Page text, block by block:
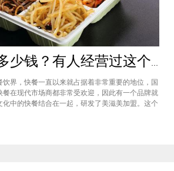
美滋美加盟多少钱？有人经营过这个快餐品牌吗
界，快餐一直以来就占据着非常重要的地位，国
在现代市场商都非常受欢迎，因此有一个品牌就
中的快餐结合在一起，研发了美滋美加盟。这个
加盟多少钱？这个品牌是进来十分火爆的一个餐